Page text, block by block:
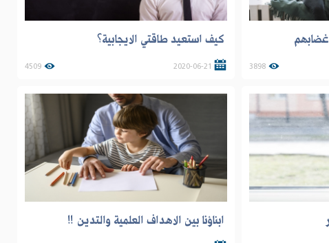
3898
كيف استعيد طاقتي الايجابية؟
2020-06-21
4509
ابناؤنا بين الاهداف العلمية والتدين !!